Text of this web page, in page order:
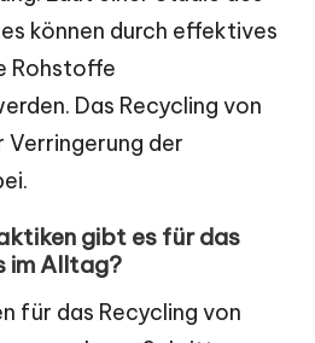
können durch effektives
Rohstoffe
Das Recycling von
Verringerung der
gibt es für das
im Alltag?
für das Recycling von